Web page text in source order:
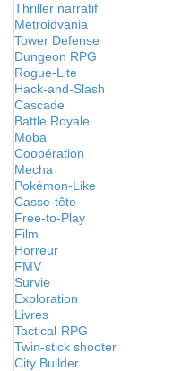
Thriller narratif
Metroidvania
Tower Defense
Dungeon RPG
Rogue-Lite
Hack-and-Slash
Cascade
Battle Royale
Moba
Coopération
Mecha
Pokémon-Like
Casse-tête
Free-to-Play
Film
Horreur
FMV
Survie
Exploration
Livres
Tactical-RPG
Twin-stick shooter
City Builder